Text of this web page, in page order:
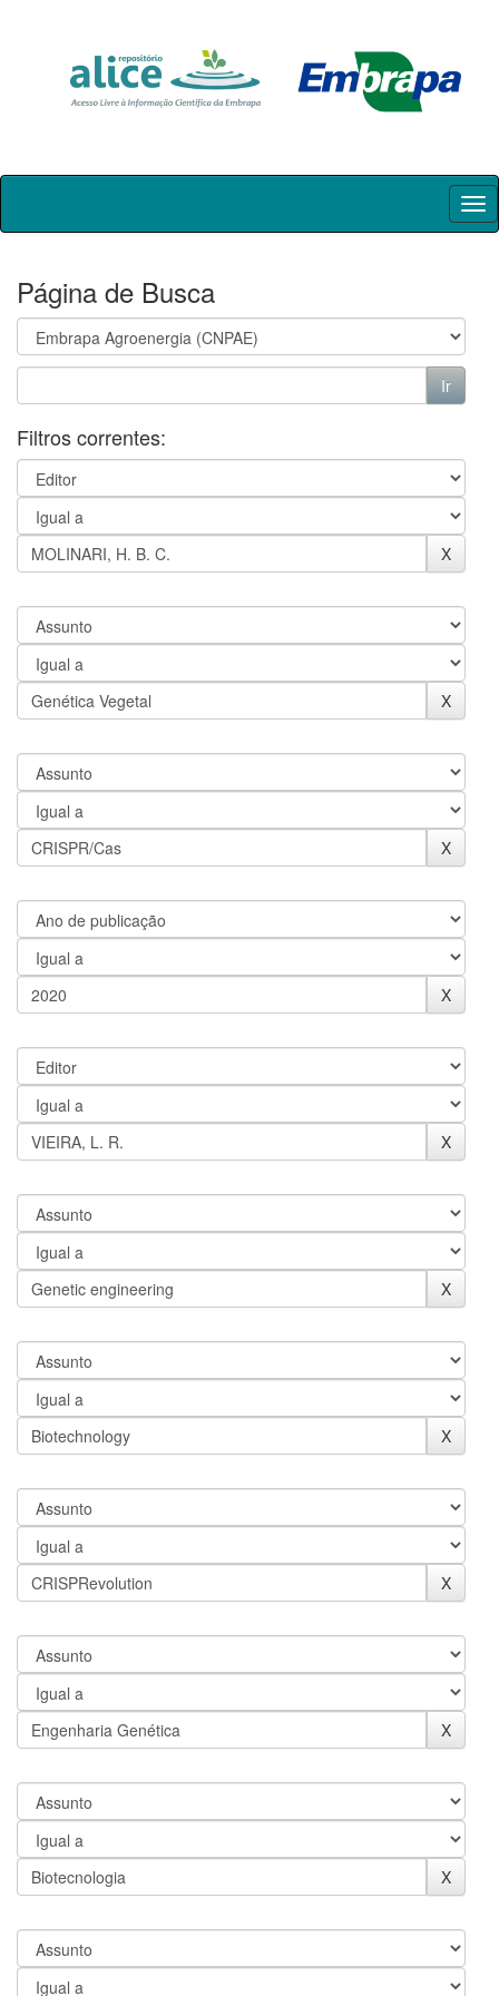
Skip
Página de Busca
Filtros correntes: